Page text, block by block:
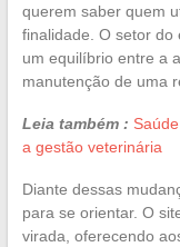
querem saber quem
finalidade. O setor do
um equilíbrio entre a
manutenção de uma
Leia também :
a gestão veterinária
Diante dessas
para se orientar. O
virada, oferecendo